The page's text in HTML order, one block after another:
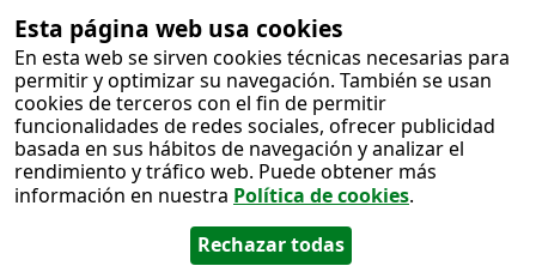
Esta página web usa cookies
En esta web se sirven cookies técnicas necesarias para
permitir y optimizar su navegación. También se usan
cookies de terceros con el fin de permitir
funcionalidades de redes sociales, ofrecer publicidad
basada en sus hábitos de navegación y analizar el
rendimiento y tráfico web. Puede obtener más
información en nuestra Política de cookies.